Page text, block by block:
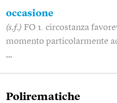
occasione
(s.f.) FO 1. circostanza
momento particolarmente
…
Polirematiche